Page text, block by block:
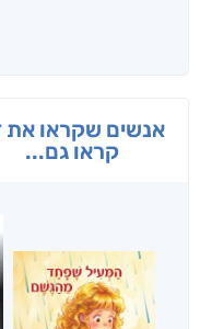
אנשים שקראו את
קראו גם...